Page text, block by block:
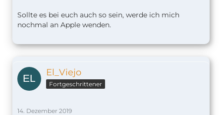
Sollte es bei euch auch so sein, werde ich mich
nochmal an Apple wenden.
El_Viejo
Fortgeschrittener
14. Dezember 2019